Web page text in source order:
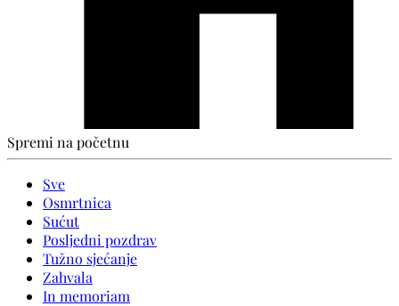
Spremi na početnu
Sve
Osmrtnica
Sućut
Posljedni pozdrav
Tužno sjećanje
Zahvala
In memoriam